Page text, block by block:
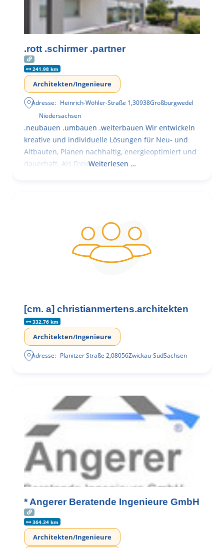
.rott .schirmer .partner
241.98 km
Architekten/Ingenieure
Adresse: Heinrich-Wöhler-Straße 1,30938Großburgwedel
Niedersachsen
.neubauen .umbauen .weiterbauen Wir entwickeln
kreative und individuelle Lösungen für Neu- und
Altbauten, Planen nachhaltig, energieoptimiert und
dauerhaft. Als FreieWeiterlesen …
[cm. a] christianmertens.architekten
332.76 km
Architekten/Ingenieure
Adresse: Planitzer Straße 2,08056Zwickau-SüdSachsen
* Angerer Beratende Ingenieure GmbH
364.34 km
Architekten/Ingenieure